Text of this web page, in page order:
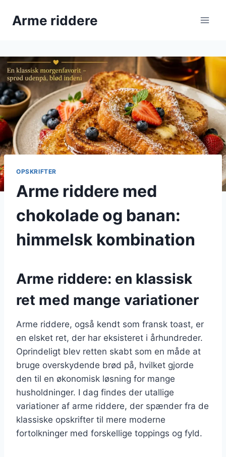
Arme riddere
OPSKRIFTER
Arme riddere med
chokolade og banan:
himmelsk kombination
Arme riddere: en klassisk
ret med mange variationer
Arme riddere, også kendt som fransk toast, er
en elsket ret, der har eksisteret i århundreder.
Oprindeligt blev retten skabt som en måde at
bruge overskydende brød på, hvilket gjorde
den til en økonomisk løsning for mange
husholdninger. I dag findes der utallige
variationer af arme riddere, der spænder fra de
klassiske opskrifter til mere moderne
fortolkninger med forskellige toppings og fyld.